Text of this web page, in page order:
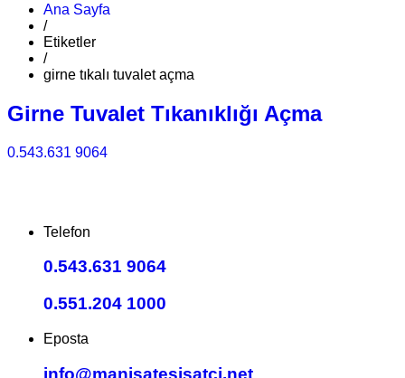
Ana Sayfa
/
Etiketler
/
girne tıkalı tuvalet açma
Girne Tuvalet Tıkanıklığı Açma
0.543.631 9064
Telefon
0.543.631 9064
0.551.204 1000
Eposta
info@manisatesisatci.net